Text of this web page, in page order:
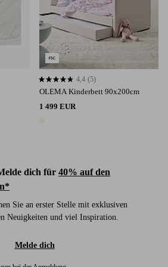
OLEMA Kinderbett 90x200cm
1 499 EUR
4,4 basierend auf 5 Bewertungen
4,4 (5)
dich für 40% auf den
Sie an erster Stelle mit exklusiven
Neuigkeiten und viel Inspiration.
Melde dich